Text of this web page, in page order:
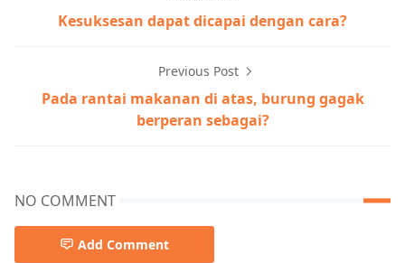
Kesuksesan dapat dicapai dengan cara?
Previous Post
Pada rantai makanan di atas, burung gagak
berperan sebagai?
NO COMMENT
Add Comment